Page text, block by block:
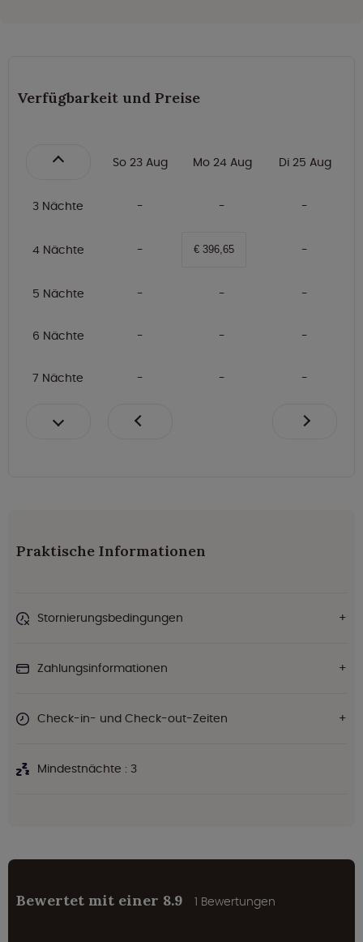
Verfügbarkeit und Preise
So 23 Aug Mo 24 Aug Di 25 Aug
3 Nächte
4 Nächte € 396,65
5 Nächte
6 Nächte
7 Nächte
Praktische Informationen
Stornierungsbedingungen
Zahlungsinformationen
Check-in- und Check-out-Zeiten
Mindestnächte : 3
Bewertet mit einer 8.9 1 Bewertungen